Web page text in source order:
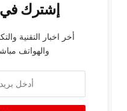
إشترك في
أخر اخبار التقنية
والهواتف